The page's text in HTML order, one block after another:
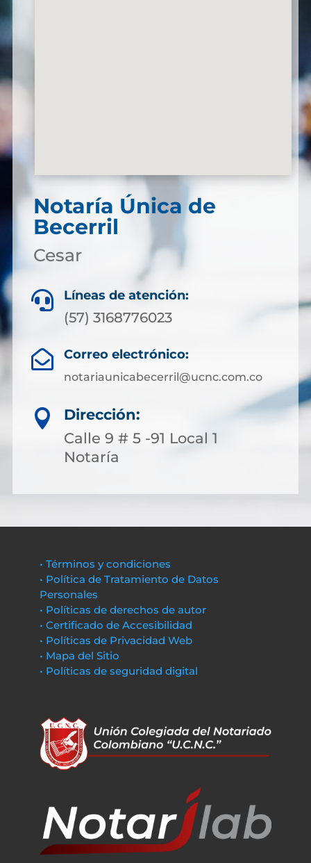
Notaría Única de
Becerril
Cesar
 Líneas de atención:
(57) 3168776023
 Correo electrónico:
notariaunicabecerril@ucnc.com.co

Dirección:
Calle 9 # 5 -91 Local 1
Notaría
• Términos y condiciones
• Política de Tratamiento de Datos
Personales
• Políticas de derechos de autor
• Certificado de Accesibilidad
• Políticas de Privacidad Web
• Mapa del Sitio
• Políticas de seguridad digital